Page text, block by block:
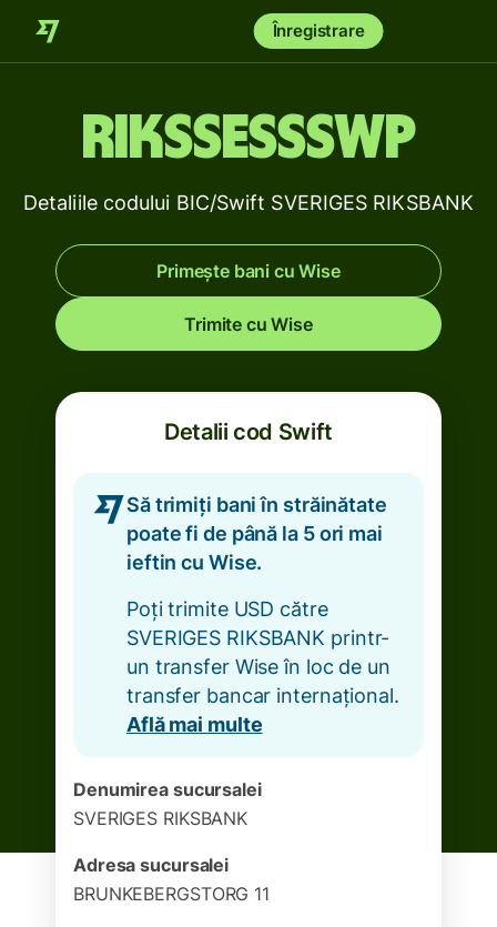
Înregistrare
RIKSSESSSWP
Detaliile codului BIC/Swift SVERIGES RIKSBANK
Primește bani cu Wise
Trimite cu Wise
Detalii cod Swift
Să trimiți bani în străinătate
poate fi de până la 5 ori mai
ieftin cu Wise.
Poți trimite USD către
SVERIGES RIKSBANK printr-
un transfer Wise în loc de un
transfer bancar internațional.
Află mai multe
Denumirea sucursalei
SVERIGES RIKSBANK
Adresa sucursalei
BRUNKEBERGSTORG 11